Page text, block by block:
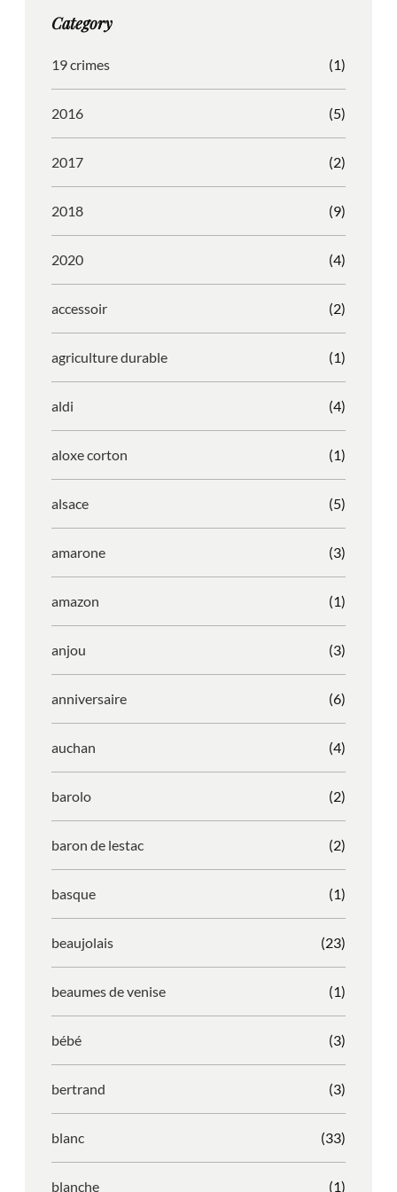
r
m
o
Category
19 crimes (1)
2016 (5)
2017 (2)
2018 (9)
2020 (4)
accessoir (2)
agriculture durable (1)
aldi (4)
aloxe corton (1)
alsace (5)
amarone (3)
amazon (1)
anjou (3)
anniversaire (6)
auchan (4)
barolo (2)
baron de lestac (2)
basque (1)
beaujolais (23)
beaumes de venise (1)
bébé (3)
bertrand (3)
blanc (33)
blanche (1)